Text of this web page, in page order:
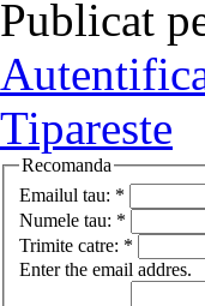
Publicat
Tipareste
Recomanda
Emailul tau: *
Numele tau: *
Trimite catre: *
Enter the email addres.